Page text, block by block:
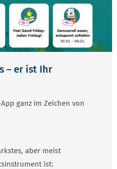
– er ist Ihr
ganz im Zeichen von
aber meist
ist: